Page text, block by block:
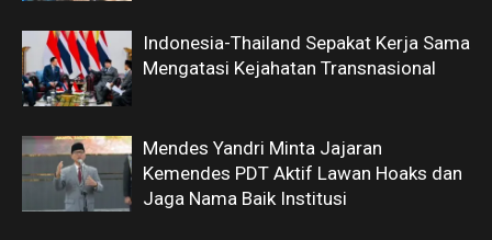
Indonesia-Thailand Sepakat Kerja Sama
Mengatasi Kejahatan Transnasional
Mendes Yandri Minta Jajaran
Kemendes PDT Aktif Lawan Hoaks dan
Jaga Nama Baik Institusi